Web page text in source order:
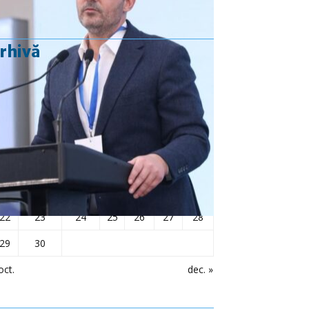
noiembrie 2021
Ma Mi D
dec. »
2 3 6
7
11 12 13
14
19
21
23 24 25 26 27
28
30